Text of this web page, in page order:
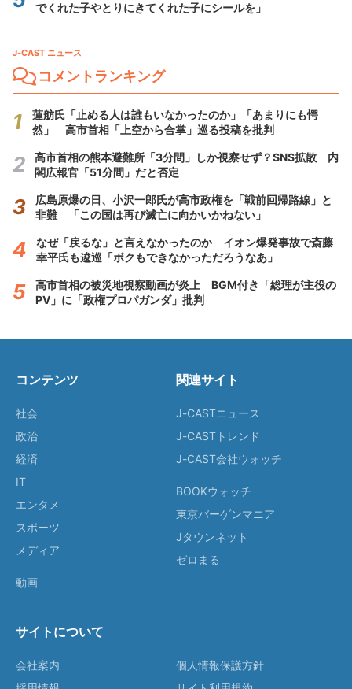
でくれた子やとりにきてくれた子にシールを」
J-CAST ニュース
コメントランキング
蓮舫氏「止める人は誰もいなかったのか」「あまりにも愕
然」 高市首相「上空から合掌」巡る投稿を批判
高市首相の熊本避難所「3分間」しか視察せず？SNS拡散 内
閣広報官「51分間」だと否定
広島原爆の日、小沢一郎氏が高市政権を「戦前回帰路線」と
非難 「この国は再び滅亡に向かいかねない」
なぜ「戻るな」と言えなかったのか イオン爆発事故で斎藤
幸平氏も逡巡「ボクもできなかっただろうなあ」
高市首相の被災地視察動画が炎上 BGM付き「総理が主役の
PV」に「政権プロパガンダ」批判
コンテンツ
社会
政治
経済
IT
エンタメ
スポーツ
メディア
動画
関連サイト
J-CASTニュース
J-CASTトレンド
J-CAST会社ウォッチ
BOOKウォッチ
東京バーゲンマニア
Jタウンネット
ゼロまる
サイトについて
会社案内
個人情報保護方針